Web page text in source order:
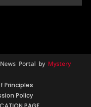
Portal by Mystery
Principles
Policy